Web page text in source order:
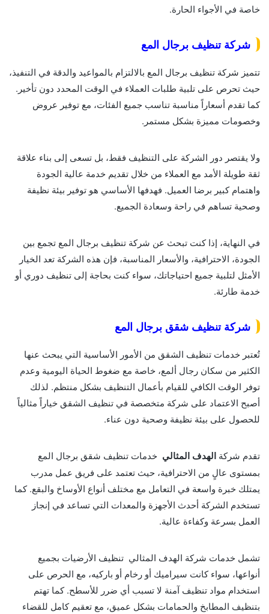
خاصة في الأجواء الحارة.
شركة تنظيف برجال المع
تتميز شركة تنظيف برجال المع بالالتزام بالمواعيد والدقة في التنفيذ،
حيث تحرص على تلبية طلبات العملاء في الوقت المحدد دون تأخير.
كما تقدم أسعاراً مناسبة تناسب جميع الفئات، مع توفير عروض
وخصومات مميزة بشكل مستمر.
ولا يقتصر دور الشركة على التنظيف فقط، بل تسعى إلى بناء علاقة
ثقة طويلة الأمد مع العملاء من خلال تقديم خدمة عالية الجودة
واهتمام كبير برضا العميل. فهدفها الأساسي هو توفير بيئة نظيفة
وصحية تساهم في راحة وسعادة الجميع.
في النهاية، إذا كنت تبحث عن شركة تنظيف برجال المع تجمع بين
الجودة، الاحترافية، والأسعار المناسبة، فإن هذه الشركة تعد الخيار
الأمثل لتلبية جميع احتياجاتك، سواء كنت بحاجة إلى تنظيف دوري أو
خدمة طارئة.
شركة تنظيف شقق برجال المع
تُعتبر خدمات تنظيف الشقق من الأمور الأساسية التي يبحث عنها
الكثير من سكان رجال ألمع، خاصة مع ضغوط الحياة اليومية وعدم
توفر الوقت الكافي للقيام بأعمال التنظيف بشكل منتظم. لذلك
أصبح الاعتماد على شركة متخصصة في تنظيف الشقق خياراً مثالياً
للحصول على بيئة نظيفة وصحية دون عناء.
تقدم شركة الهدف المثالي خدمات تنظيف شقق برجال المع
بمستوى عالٍ من الاحترافية، حيث تعتمد على فريق عمل مدرب
يمتلك خبرة واسعة في التعامل مع مختلف أنواع الأوساخ والبقع. كما
تستخدم الشركة أحدث الأجهزة والمعدات التي تساعد في إنجاز
العمل بسرعة وكفاءة عالية.
تشمل خدمات شركة الهدف المثالي تنظيف الأرضيات بجميع
أنواعها، سواء كانت سيراميك أو رخام أو باركيه، مع الحرص على
استخدام مواد تنظيف آمنة لا تسبب أي ضرر للأسطح. كما تهتم
بتنظيف المطابخ والحمامات بشكل عميق، مع تعقيم كامل للقضاء